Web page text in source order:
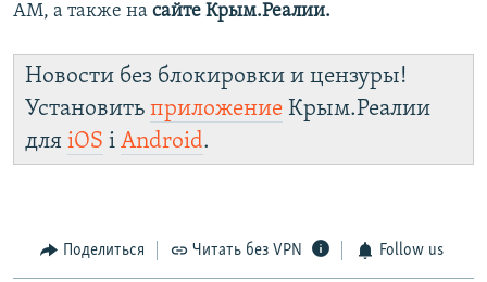
АМ, а также на сайте Крым.Реалии.
Новости без блокировки и цензуры!
Установить приложение Крым.Реалии
для iOS і Android.
Поделиться Читать без VPN Follow us